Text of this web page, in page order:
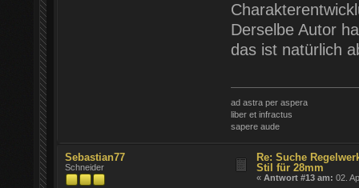
Derselbe Autor
das ist natürlich
ad astra per aspera
liber et infractus
sapere aude
Sebastian77
Schneider
Re: Suche
Stil für 28mm
«Antwort #13 am: 02.